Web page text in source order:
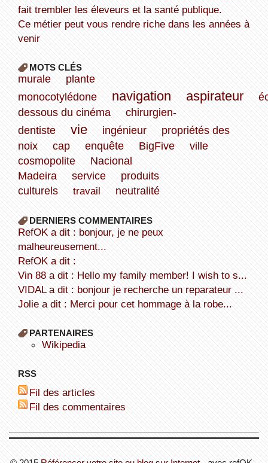
fait trembler les éleveurs et la santé publique.
Ce métier peut vous rendre riche dans les années à
venir
MOTS CLÉS
murale
plante
monocotylédone
navigation aspirateur
dessous du cinéma
chirurgien-
dentiste
vie ingénieur
propriétés des
noix
cap enquête BigFive
ville
cosmopolite
Nacional
Madeira
service
produits
culturels
travail neutralité
DERNIERS COMMENTAIRES
refOK a dit : bonjour, je ne peux
malheureusement...
refOK a dit :
Vin 88 a dit : Hello my family member! I wish to s...
VIDAL a dit : bonjour je recherche un reparateur ...
Jolie a dit : Merci pour cet hommage à la robe...
PARTENAIRES
wikipedia
RSS
Fil des articles
Fil des commentaires